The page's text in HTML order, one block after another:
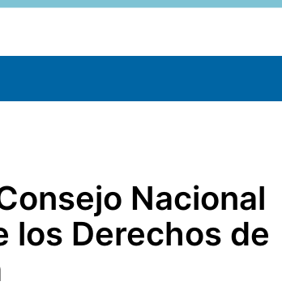
Nacional
los Derechos de